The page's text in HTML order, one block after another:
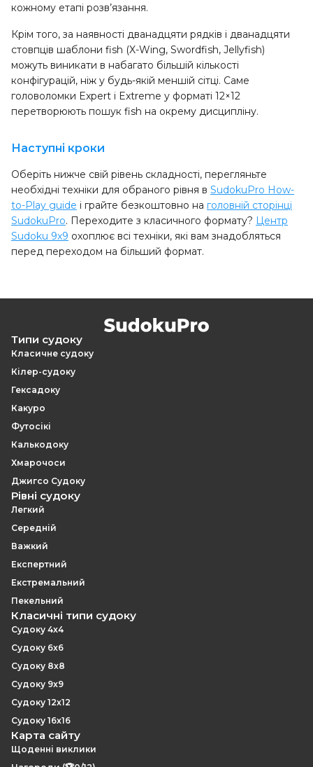
кожному етапі розв’язання.
Крім того, за наявності дванадцяти рядків і дванадцяти
стовпців шаблони fish (X-Wing, Swordfish, Jellyfish)
можуть виникати в набагато більшій кількості
конфігурацій, ніж у будь-якій меншій сітці. Саме
головоломки Expert і Extreme у форматі 12×12
перетворюють пошук fish на окрему дисципліну.
Наступні кроки
Оберіть нижче свій рівень складності, перегляньте
необхідні техніки для обраного рівня в SudokuPro How-
to-Play guide і грайте безкоштовно на головній сторінці
SudokuPro. Переходите з класичного формату? Центр
Sudoku 9x9 охоплює всі техніки, які вам знадобляться
перед переходом на більший формат.
Типи судоку
Класичне судоку
Кілер-судоку
Гексадоку
Какуро
Футосікі
Калькодоку
Хмарочоси
Джигсо Судоку
Рівні судоку
Легкий
Середній
Важкий
Експертний
Екстремальний
Пекельний
Класичні типи судоку
Судоку 4x4
Судоку 6x6
Судоку 8x8
Судоку 9x9
Судоку 12x12
Судоку 16x16
Карта сайту
Щоденні виклики